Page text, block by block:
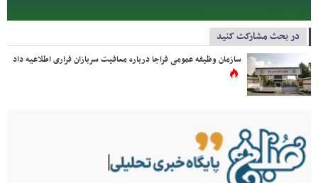
در بحث مشارکت کنید
سازمان وظیفه عمومی فراجا درباره معافیت سربازان فراری اطلاعیه داد